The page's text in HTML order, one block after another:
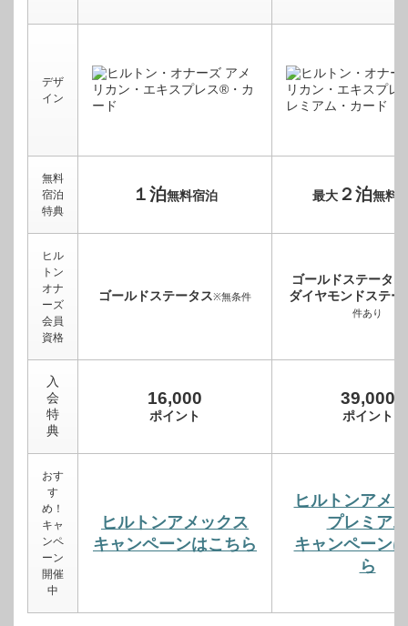
デザ
イン
無料
宿泊
特典
１泊無料宿泊 最大２泊無料
ヒル
トン
オナ
ーズ
会員
資格
ゴールドステータス※無条件
ゴールドステータス
ダイヤモンドステー
件あり
入
会
特
典
16,000
ポイント
39,000
ポイント
おす
す
め！
キャ
ンペ
ーン
開催
中
ヒルトンアメックス
キャンペーンはこちら
ヒルトンアメ
プレミアム
キャンペーン
ら